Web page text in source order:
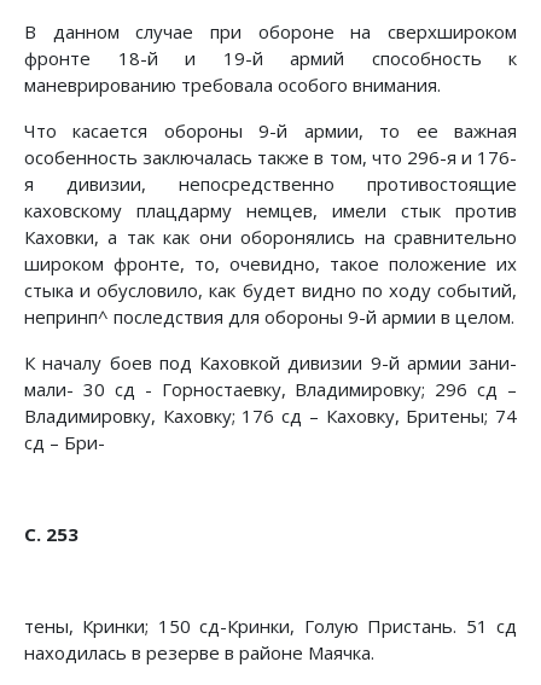
В данном случае при обороне на сверхшироком
фронте 18-й и 19-й армий способность к
маневрированию требовала особого внимания.
Что касается обороны 9-й армии, то ее важная
особенность заключалась также в том, что 296-я и 176-
я дивизии, непосредственно противостоящие
каховскому плацдарму немцев, имели стык против
Каховки, а так как они оборонялись на сравнительно
широком фронте, то, очевидно, такое положе­ние их
стыка и обусловило, как будет видно по ходу событий,
непринп^ последствия для обороны 9-й армии в целом.
К началу боев под Каховкой дивизии 9-й армии зани­
мали- 30 сд - Горностаевку, Владимировку; 296 сд –
Владимировку, Каховку; 176 сд – Каховку, Бритены; 74
сд – Бри-
С. 253
тены, Кринки; 150 сд-Кринки, Голую Пристань. 51 сд
нахо­дилась в резерве в районе Маячка.